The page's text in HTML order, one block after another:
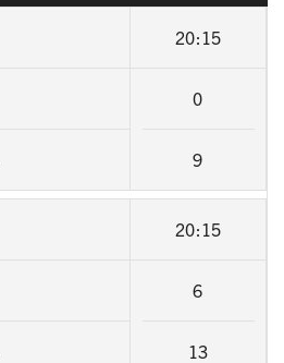
20:15
0
9
20:15
6
13